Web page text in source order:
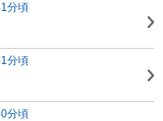
分頃
分頃
分頃